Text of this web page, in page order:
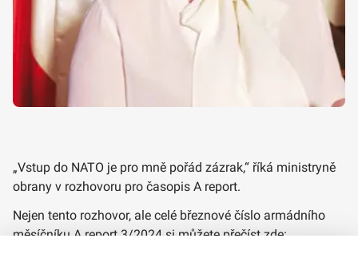
„Vstup do NATO je pro mně pořád zázrak,“ říká ministryně
obrany v rozhovoru pro časopis A report.
Nejen tento rozhovor, ale celé březnové číslo armádního
měsíčníku A report 3/2024 si můžete přečíst zde: